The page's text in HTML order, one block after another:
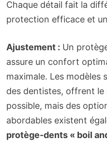
Chaque détail fait la
protection efficace et
Ajustement : Un
assure un confort
maximale. Les modèles
des dentistes, offrent le
possible, mais des
abordables existent
protège-dents « boil